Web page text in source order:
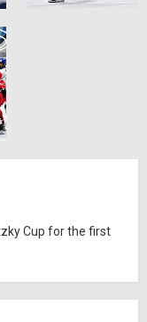
Cup for the first